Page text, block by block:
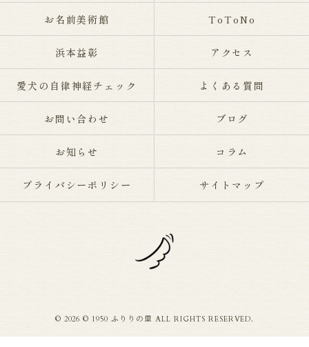
お名前美術館 ToToNo
浜本益彰 アクセス
愛犬の自律神経チェック よくある質問
お問い合わせ ブログ
お知らせ コラム
プライバシーポリシー サイトマップ
© 2026 © 1950 ふりりの里 ALL RIGHTS RESERVED.